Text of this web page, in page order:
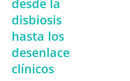
desde la
disbiosis
hasta los
desenlaces
clínicos